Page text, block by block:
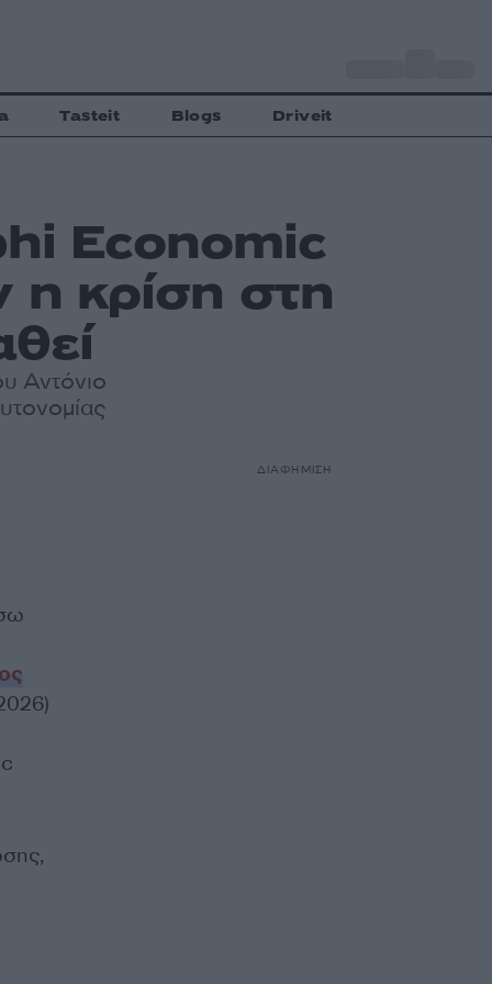
Tasteit Blogs Driveit
Economic
η κρίση στη
Αντόνιο
ΔΙΑΦΗΜΙΣΗ